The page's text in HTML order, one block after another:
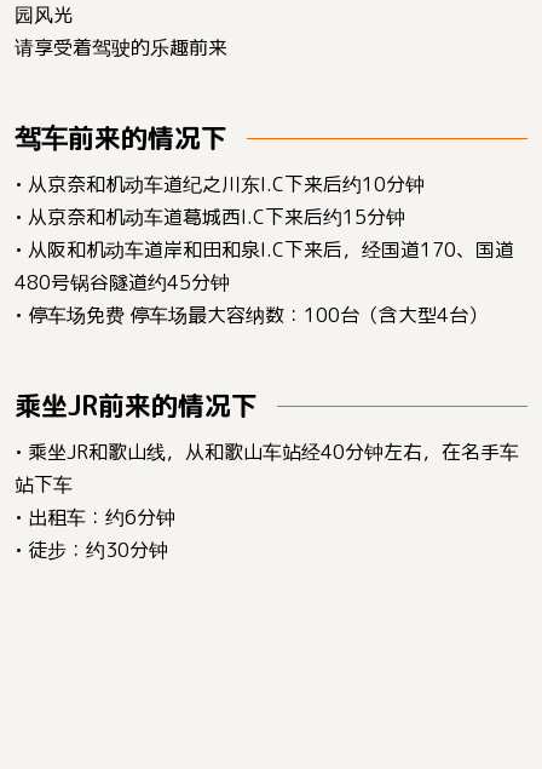
园风光
请享受着驾驶的乐趣前来
驾车前来的情况下
• 从京奈和机动车道纪之川东I.C下来后约10分钟
• 从京奈和机动车道葛城西I.C下来后约15分钟
• 从阪和机动车道岸和田和泉I.C下来后，经国道170、国道
480号锅谷隧道约45分钟
• 停车场免费 停车场最大容纳数：100台（含大型4台）
乘坐JR前来的情况下
• 乘坐JR和歌山线，从和歌山车站经40分钟左右，在名手车
站下车
• 出租车：约6分钟
• 徒步：约30分钟